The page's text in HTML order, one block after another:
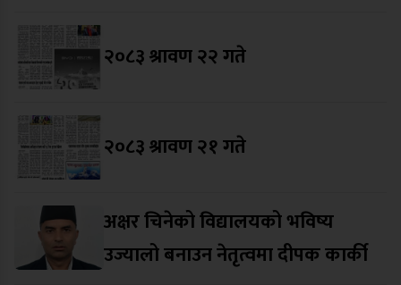
२०८३ श्रावण २२ गते
२०८३ श्रावण २१ गते
अक्षर चिनेको विद्यालयको भविष्य
उज्यालो बनाउन नेतृत्वमा दीपक कार्की